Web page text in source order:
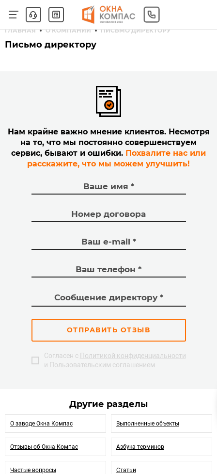
ГЛАВНАЯ О КОМПАНИИ ПИСЬМО ДИРЕКТОРУ
Письмо директору
Нам крайне важно мнение клиентов. Несмотря
на то, что мы постоянно совершенствуем
сервис, бывают и ошибки. Похвалите нас или
расскажите, что мы можем улучшить!
ОТПРАВИТЬ ОТЗЫВ
Согласен с Политикой конфиденциальности
и Пользовательским соглашением
Другие разделы
О заводе Окна Компас Выполненные объекты
Отзывы об Окна Компас Азбука терминов
Частые вопросы Статьи